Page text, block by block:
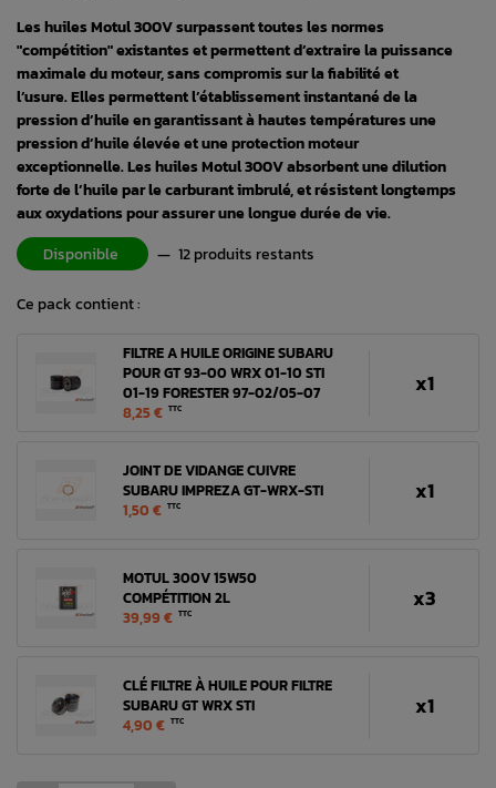
Les huiles Motul 300V surpassent toutes les normes
"compétition" existantes et permettent d’extraire la puissance
maximale du moteur, sans compromis sur la fiabilité et
l’usure. Elles permettent l’établissement instantané de la
pression d’huile en garantissant à hautes températures une
pression d’huile élevée et une protection moteur
exceptionnelle. Les huiles Motul 300V absorbent une dilution
forte de l’huile par le carburant imbrulé, et résistent longtemps
aux oxydations pour assurer une longue durée de vie.
Disponible
— 12 produits restants
Ce pack contient :
FILTRE A HUILE ORIGINE SUBARU
POUR GT 93-00 WRX 01-10 STI
01-19 FORESTER 97-02/05-07
8,25 € TTC
x1
JOINT DE VIDANGE CUIVRE
SUBARU IMPREZA GT-WRX-STI
1,50 € TTC x1
MOTUL 300V 15W50
COMPÉTITION 2L
39,99 € TTC x3
CLÉ FILTRE À HUILE POUR FILTRE
SUBARU GT WRX STI
4,90 € TTC x1